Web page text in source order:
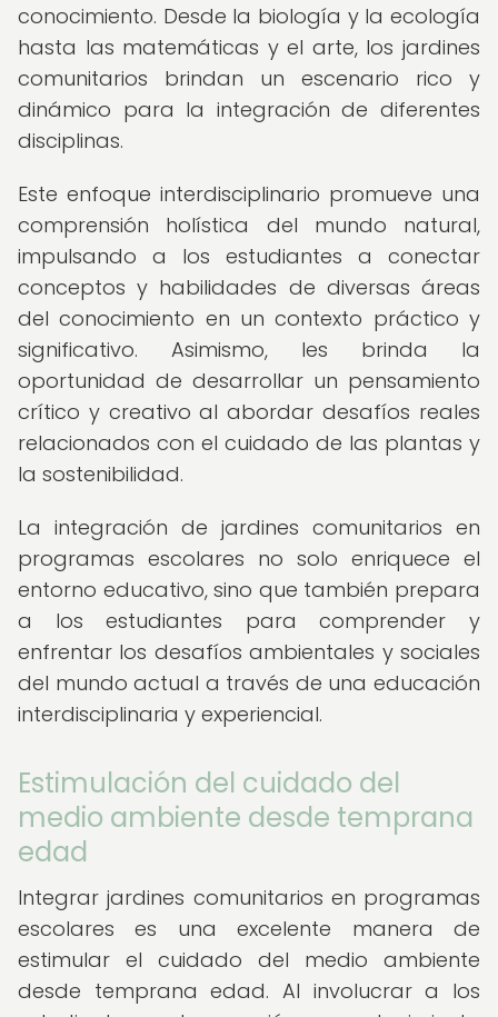
conocimiento. Desde la biología y la ecología
hasta las matemáticas y el arte, los jardines
comunitarios brindan un escenario rico y
dinámico para la integración de diferentes
disciplinas.
Este enfoque interdisciplinario promueve una
comprensión holística del mundo natural,
impulsando a los estudiantes a conectar
conceptos y habilidades de diversas áreas
del conocimiento en un contexto práctico y
significativo. Asimismo, les brinda la
oportunidad de desarrollar un pensamiento
crítico y creativo al abordar desafíos reales
relacionados con el cuidado de las plantas y
la sostenibilidad.
La integración de jardines comunitarios en
programas escolares no solo enriquece el
entorno educativo, sino que también prepara
a los estudiantes para comprender y
enfrentar los desafíos ambientales y sociales
del mundo actual a través de una educación
interdisciplinaria y experiencial.
Estimulación del cuidado del
medio ambiente desde temprana
edad
Integrar jardines comunitarios en programas
escolares es una excelente manera de
estimular el cuidado del medio ambiente
desde temprana edad. Al involucrar a los